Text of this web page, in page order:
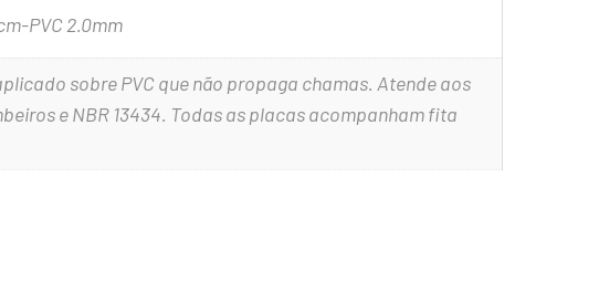
PVC 2.0mm
sobre PVC que não propaga chamas. Atende aos
e NBR 13434. Todas as placas acompanham fita